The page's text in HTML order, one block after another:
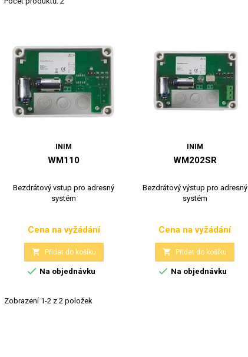
INIM
WM110
Bezdrátový vstup pro adresný
systém
Cena
Cena na vyžádání
 Přidat do košíku
 Na objednávku
INIM
WM202SR
Bezdrátový výstup pro adresný
systém
Cena
Cena na vyžádání
 Přidat do košíku
 Na objednávku
Zobrazení 1-2 z 2 položek